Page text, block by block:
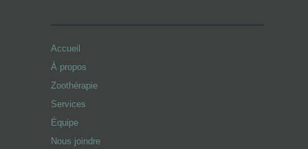
Accueil
À propos
Zoothérapie
Services
Équipe
Nous joindre